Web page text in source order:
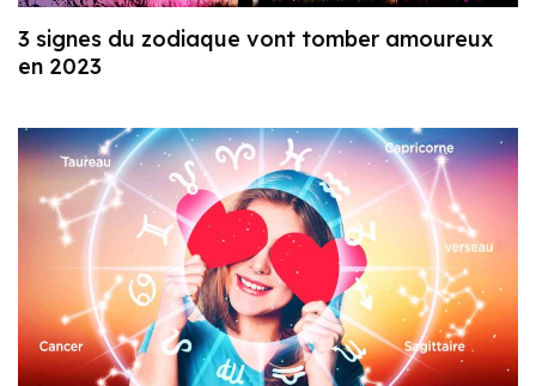
3 signes du zodiaque vont tomber amoureux
en 2023